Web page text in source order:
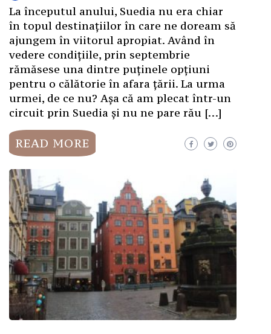
La începutul anului, Suedia nu era chiar
în topul destinațiilor în care ne doream să
ajungem în viitorul apropiat. Având în
vedere condițiile, prin septembrie
rămăsese una dintre puținele opțiuni
pentru o călătorie în afara țării. La urma
urmei, de ce nu? Așa că am plecat într-un
circuit prin Suedia și nu ne pare rău […]
READ MORE